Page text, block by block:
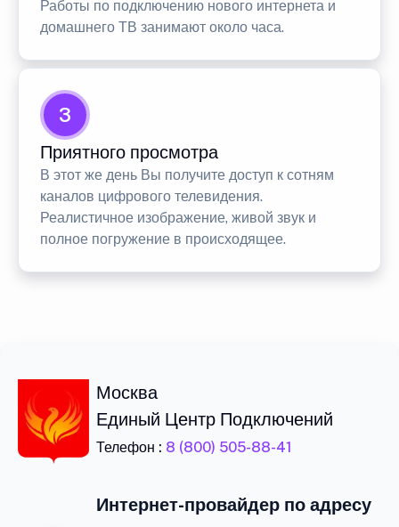
Работы по подключению нового интернета и
домашнего ТВ занимают около часа.
3
Приятного просмотра
В этот же день Вы получите доступ к сотням
каналов цифрового телевидения.
Реалистичное изображение, живой звук и
полное погружение в происходящее.
Москва
Единый Центр Подключений
Телефон : 8 (800) 505-88-41
Интернет-провайдер по адресу